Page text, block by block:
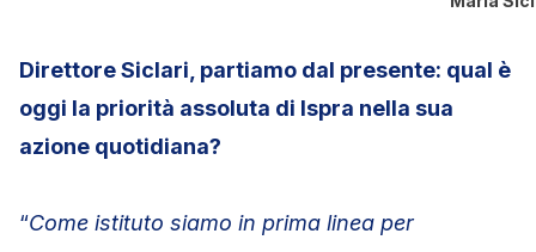
Direttore Siclari, partiamo dal presente: qual è
oggi la priorità assoluta di Ispra nella sua
azione quotidiana?
“Come istituto siamo in prima linea per